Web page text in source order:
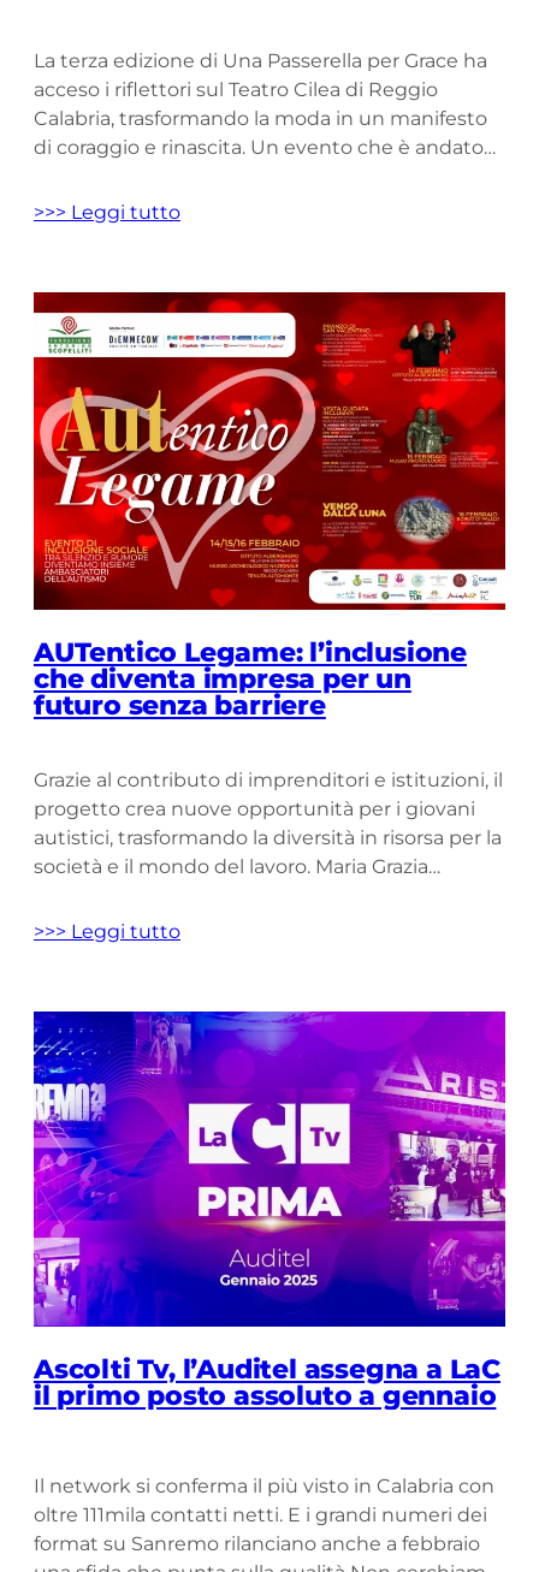
La terza edizione di Una Passerella per Grace ha
acceso i riflettori sul Teatro Cilea di Reggio
Calabria, trasformando la moda in un manifesto
di coraggio e rinascita. Un evento che è andato
testimonianza concreta della forza delle donne
>>> Leggi tutto
AUTentico Legame: l’inclusione
che diventa impresa per un
futuro senza barriere
Grazie al contributo di imprenditori e istituzioni, il
progetto crea nuove opportunità per i giovani
autistici, trasformando la diversità in risorsa per la
società e il mondo del lavoro. Maria Grazia
Diemmecom: «Inclusione è opportunità di
>>> Leggi tutto
Ascolti Tv, l’Auditel assegna a LaC
il primo posto assoluto a gennaio
Il network si conferma il più visto in Calabria con
oltre 111mila contatti netti. E i grandi numeri dei
format su Sanremo rilanciano anche a febbraio